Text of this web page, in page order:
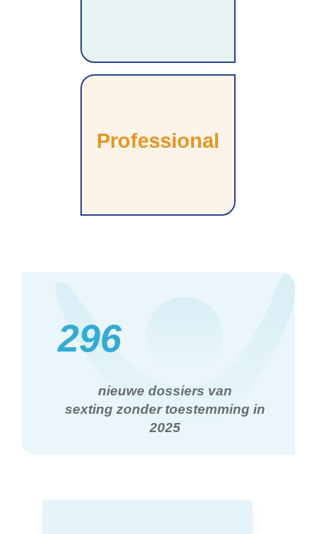
Professional
296
nieuwe dossiers van
sexting zonder toestemming in
2025